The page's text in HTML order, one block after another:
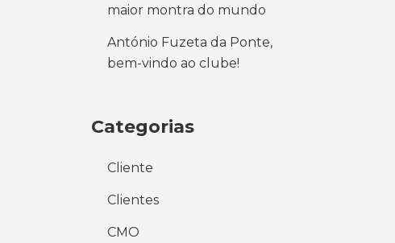
maior montra do mundo
António Fuzeta da Ponte,
bem-vindo ao clube!
Categorias
Cliente
Clientes
CMO